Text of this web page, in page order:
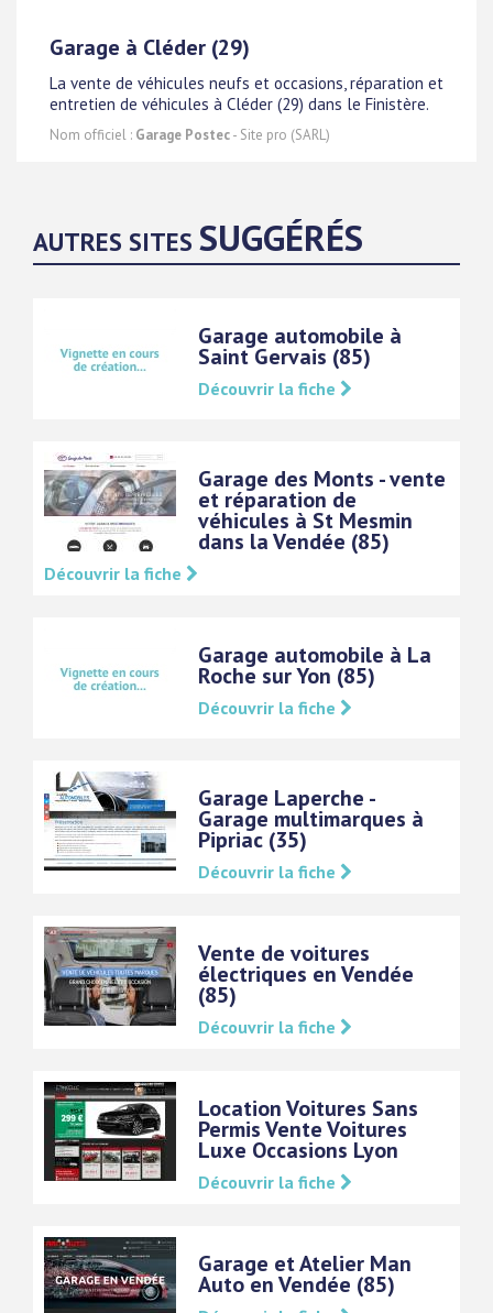
Garage à Cléder (29)
La vente de véhicules neufs et occasions, réparation et
entretien de véhicules à Cléder (29) dans le Finistère.
Nom officiel : Garage Postec- Site pro (SARL)
AUTRES SITES SUGGÉRÉS
Garage automobile à
Saint Gervais (85)
Découvrir la fiche
Garage des Monts - vente
et réparation de
véhicules à St Mesmin
dans la Vendée (85)
Découvrir la fiche
Garage automobile à La
Roche sur Yon (85)
Découvrir la fiche
Garage Laperche -
Garage multimarques à
Pipriac (35)
Découvrir la fiche
Vente de voitures
électriques en Vendée
(85)
Découvrir la fiche
Location Voitures Sans
Permis Vente Voitures
Luxe Occasions Lyon
Découvrir la fiche
Garage et Atelier Man
Auto en Vendée (85)